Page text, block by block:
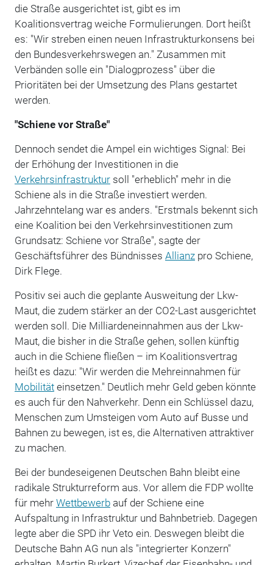
die Straße ausgerichtet ist, gibt es im
Koalitionsvertrag weiche Formulierungen. Dort heißt
es: "Wir streben einen neuen Infrastrukturkonsens bei
den Bundesverkehrswegen an." Zusammen mit
Verbänden solle ein "Dialogprozess" über die
Prioritäten bei der Umsetzung des Plans gestartet
werden.
"Schiene vor Straße"
Dennoch sendet die Ampel ein wichtiges Signal: Bei
der Erhöhung der Investitionen in die
Verkehrsinfrastruktursoll "erheblich" mehr in die
Schiene als in die Straße investiert werden.
Jahrzehntelang war es anders. "Erstmals bekennt sich
eine Koalition bei den Verkehrsinvestitionen zum
Grundsatz: Schiene vor Straße", sagte der
Geschäftsführer des Bündnisses Allianzpro Schiene,
Dirk Flege.
Positiv sei auch die geplante Ausweitung der Lkw-
Maut, die zudem stärker an der CO2-Last ausgerichtet
werden soll. Die Milliardeneinnahmen aus der Lkw-
Maut, die bisher in die Straße gehen, sollen künftig
auch in die Schiene fließen – im Koalitionsvertrag
heißt es dazu: "Wir werden die Mehreinnahmen für
Mobilitäteinsetzen." Deutlich mehr Geld geben könnte
es auch für den Nahverkehr. Denn ein Schlüssel dazu,
Menschen zum Umsteigen vom Auto auf Busse und
Bahnen zu bewegen, ist es, die Alternativen attraktiver
zu machen.
Bei der bundeseigenen Deutschen Bahn bleibt eine
radikale Strukturreform aus. Vor allem die FDP wollte
für mehr Wettbewerbauf der Schiene eine
Aufspaltung in Infrastruktur und Bahnbetrieb. Dagegen
legte aber die SPD ihr Veto ein. Deswegen bleibt die
Deutsche Bahn AG nun als "integrierter Konzern"